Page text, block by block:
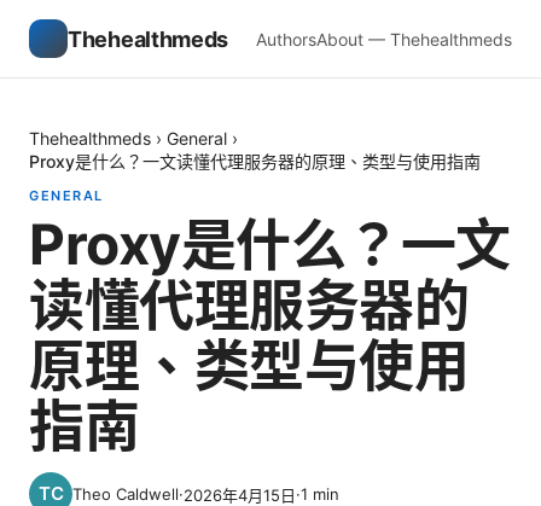
Thehealthmeds AuthorsAbout — Thehealthmeds
Thehealthmeds › General ›
Proxy是什么？一文读懂代理服务器的原理、类型与使用指南
GENERAL
Proxy是什么？一文
读懂代理服务器的
原理、类型与使用
指南
Theo Caldwell·2026年4月15日·1 min